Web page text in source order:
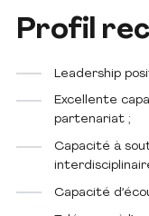
Profil
Leadership
Excellente
partenariat ;
Capacité à
Capacité